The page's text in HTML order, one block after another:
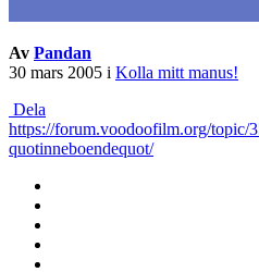
Av Pandan
30 mars 2005 i Kolla mitt manus!
Dela
https://forum.voodoofilm.org/topic/
quotinneboendequot/